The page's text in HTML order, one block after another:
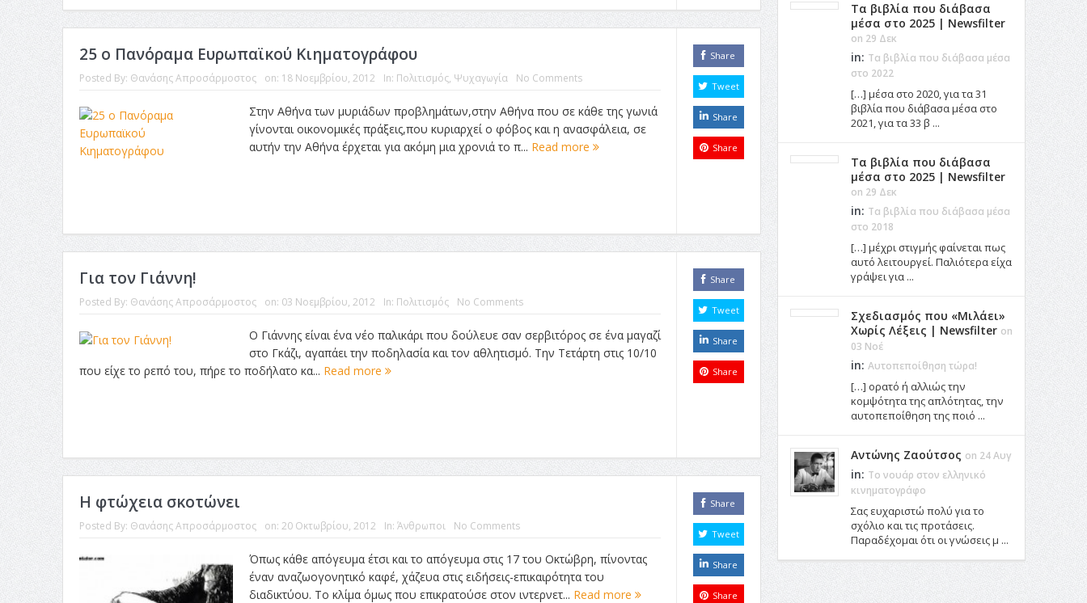
25 ο Πανόραμα Ευρωπαϊκού Κιηματογράφου
Posted By: Θανάσης Απροσάρμοστος on: 18 Νοεμβρίου, 2012 In: Πολιτισμός, Ψυχαγωγία No Comments
Στην Αθήνα των μυριάδων προβλημάτων,στην Αθήνα που σε κάθε της γωνιά
γίνονται οικονομικές πράξεις,που κυριαρχεί ο φόβος και η ανασφάλεια, σε
αυτήν την Αθήνα έρχεται για ακόμη μια χρονιά το π... Read more
Share
Tweet
Share
Share
Για τον Γιάννη!
Posted By: Θανάσης Απροσάρμοστος on: 03 Νοεμβρίου, 2012 In: Πολιτισμός No Comments
Ο Γιάννης είναι ένα νέο παλικάρι που δούλευε σαν σερβιτόρος σε ένα μαγαζί
στο Γκάζι, αγαπάει την ποδηλασία και τον αθλητισμό. Την Τετάρτη στις 10/10
που είχε το ρεπό του, πήρε το ποδήλατο κα... Read more
Share
Tweet
Share
Share
Η φτώχεια σκοτώνει
Posted By: Θανάσης Απροσάρμοστος on: 20 Οκτωβρίου, 2012 In: Άνθρωποι No Comments
Όπως κάθε απόγευμα έτσι και το απόγευμα στις 17 του Οκτώβρη, πίνοντας
έναν αναζωογονητικό καφέ, χάζευα στις ειδήσεις-επικαιρότητα του
διαδικτύου. Το κλίμα όμως που επικρατούσε στον ιντερνετ... Read more
Share
Tweet
Share
Share
Τα βιβλία που διάβασα
μέσα στο 2025 | Newsfilter
on 29 Δεκ
in: Τα βιβλία που διάβασα μέσα
στο 2022
[…] μέσα στο 2020, για τα 31
βιβλία που διάβασα μέσα στο
2021, για τα 33 β ...
Τα βιβλία που διάβασα
μέσα στο 2025 | Newsfilter
on 29 Δεκ
in: Τα βιβλία που διάβασα μέσα
στο 2018
[…] μέχρι στιγμής φαίνεται πως
αυτό λειτουργεί. Παλιότερα είχα
γράψει για ...
Σχεδιασμός που «Μιλάει»
Χωρίς Λέξεις | Newsfilter on
03 Νοέ
in: Αυτοπεποίθηση τώρα!
[…] ορατό ή αλλιώς την
κομψότητα της απλότητας, την
αυτοπεποίθηση της ποιό ...
Αντώνης Ζαούτσος on 24 Αυγ
in: Το νουάρ στον ελληνικό
κινηματογράφο
Σας ευχαριστώ πολύ για το
σχόλιο και τις προτάσεις.
Παραδέχομαι ότι οι γνώσεις μ ...